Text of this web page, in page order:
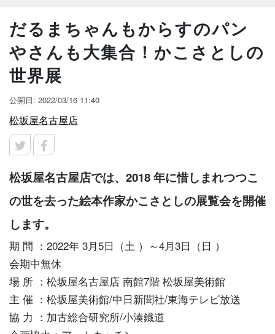
だるまちゃんもからすのパン
やさんも大集合！かこさとしの
世界展
公開日: 2022/03/16 11:40
松坂屋名古屋店
松坂屋名古屋店では、2018 年に惜しまれつつこ
の世を去った絵本作家かこさとしの展覧会を開催
します。
期 間 ：2022年 3月5日（土 ）～4月3日（日 ）
会期中無休
場 所 ：松坂屋名古屋店 南館7階 松坂屋美術館
主 催 ：松坂屋美術館/中日新聞社/東海テレビ放送
協 力 ：加古総合研究所/小湊鐡道